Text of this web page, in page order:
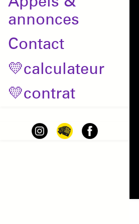
annonces
Contact
💛calculateur
💛contrat